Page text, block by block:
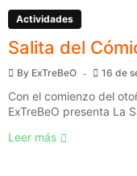
Actividades
Salita del
By ExTreBeO 16 de
Con el comienzo del
ExTreBeO presenta La
Leer más